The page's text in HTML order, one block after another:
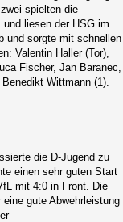
spielten die
und liesen der HSG im
und sorgte mit schnellen
Valentin Haller (Tor),
Fischer, Jan Baranec,
Wittmann (1).
die D-Jugend zu
einen sehr guten Start
mit 4:0 in Front. Die
gute Abwehrleistung